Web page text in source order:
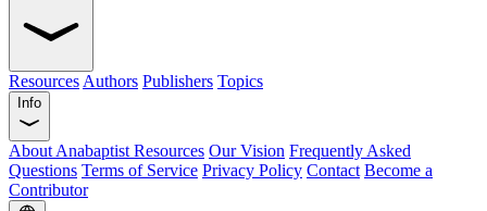
Resources Authors Publishers Topics
Info
About Anabaptist Resources Our Vision Frequently Asked
Questions Terms of Service Privacy Policy Contact Become a
Contributor